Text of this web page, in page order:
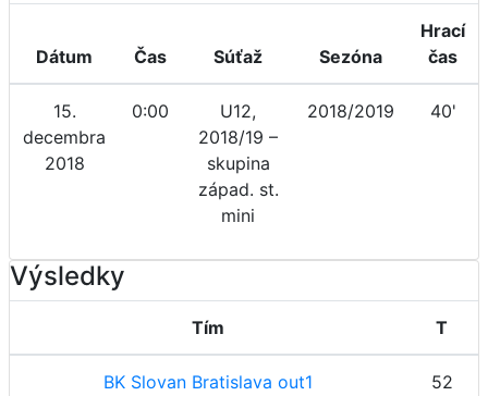
Dátum Čas Súťaž Sezóna
Hrací
čas
15.
decembra
2018
0:00
U12,
2018/19 –
skupina
západ. st.
mini
2018/2019 40'
Výsledky
Tím T
BK Slovan Bratislava out1 52